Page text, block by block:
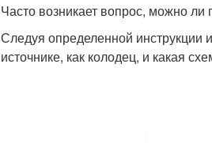
Часто возникает вопрос, можно
Следуя определенной инструкции
источнике, как колодец, и какая